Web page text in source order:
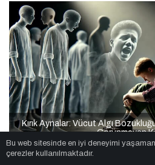
Kırık Aynalar: Vücut Algı
Görünmeyen
Aynanın Karşısında
Bu web sitesinde en iyi deneyimi
çerezler kullanılmaktadır.